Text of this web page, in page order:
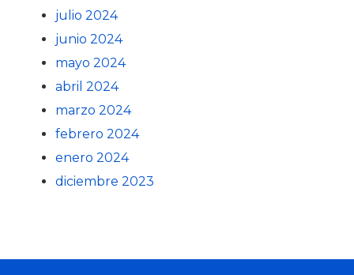
julio 2024
junio 2024
mayo 2024
abril 2024
marzo 2024
febrero 2024
enero 2024
diciembre 2023